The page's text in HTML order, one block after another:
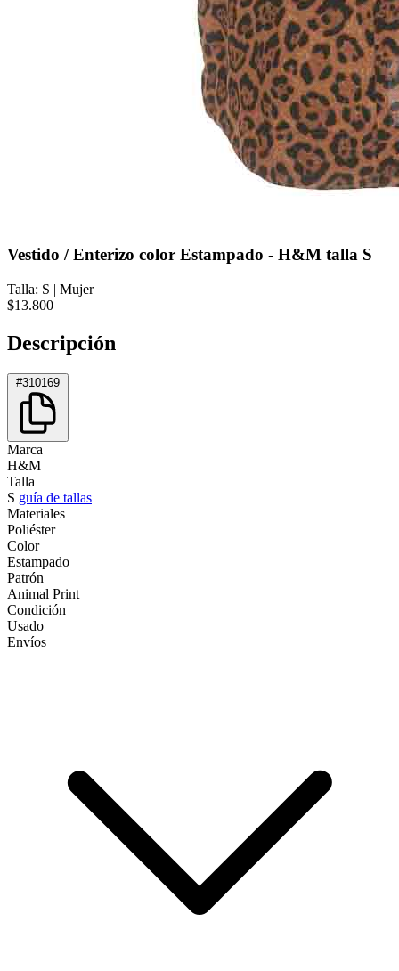
Vestido / Enterizo color Estampado - H&M talla S
Talla: S | Mujer
$13.800
Descripción
#310169
Marca
H&M
Talla
S guía de tallas
Materiales
Poliéster
Color
Estampado
Patrón
Animal Print
Condición
Usado
Envíos